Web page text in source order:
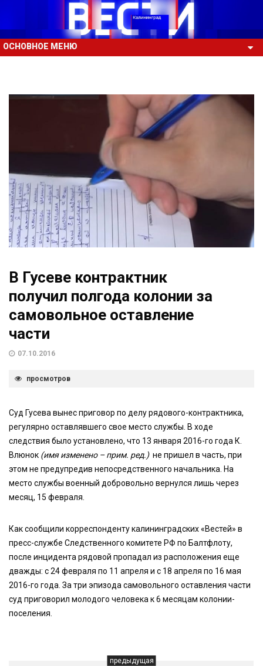
ОСНОВНОЕ МЕНЮ
В Гусеве контрактник
получил полгода колонии за
самовольное оставление
части
07.10.2016
просмотров
Суд Гусева вынес приговор по делу рядового-контрактника,
регулярно оставлявшего свое место службы. В ходе
следствия было установлено, что 13 января 2016-го года К.
Влюнок (имя изменено – прим. ред.) не пришел в часть, при
этом не предупредив непосредственного начальника. На
место службы военный добровольно вернулся лишь через
месяц, 15 февраля.
Как сообщили корреспонденту калининградских «Вестей» в
пресс-службе Следственного комитете РФ по Балтфлоту,
после инцидента рядовой пропадал из расположения еще
дважды: с 24 февраля по 11 апреля и с 18 апреля по 16 мая
2016-го года. За три эпизода самовольного оставления части
суд приговорил молодого человека к 6 месяцам колонии-
поселения.
предыдущая